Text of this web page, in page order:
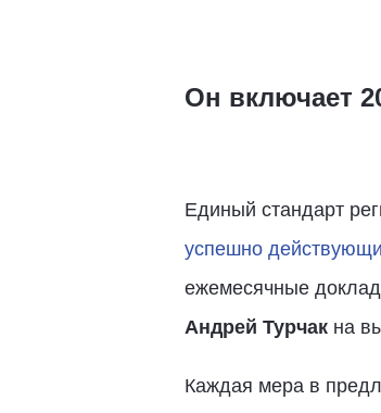
Он включает
Единый стандарт
успешно
ежемесячные
Андрей Турчакна
Каждая мера в